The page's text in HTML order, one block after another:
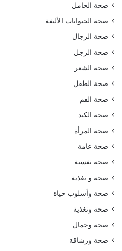
صحة الحامل
صحة الحيوانات الأليفة
صحة الرجال
صحة الرجل
صحة الشعر
صحة الطفل
صحة الفم
صحة الكبد
صحة المرأة
صحة عامة
صحة نفسية
صحة و تغذية
صحة وأسلوب حياة
صحة وتغذية
صحة وجمال
صحة ورشاقة